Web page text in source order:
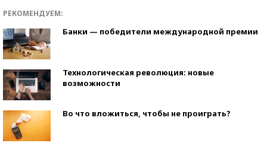
РЕКОМЕНДУЕМ:
Банки — победители международной премии
Технологическая революция: новые
возможности
Во что вложиться, чтобы не проиграть?